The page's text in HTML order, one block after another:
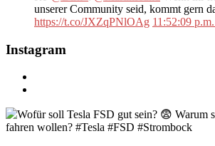
unserer Community seid, kommt gern
https://t.co/JXZqPNlOAg 11:52:09
Instagram